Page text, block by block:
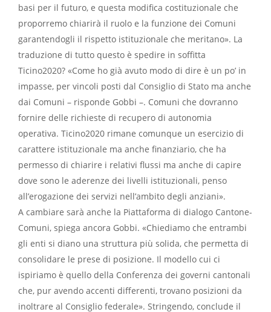
basi per il futuro, e questa modifica costituzionale che
proporremo chiarirà il ruolo e la funzione dei Comuni
garantendogli il rispetto istituzionale che meritano». La
traduzione di tutto questo è spedire in soffitta
Ticino2020? «Come ho già avuto modo di dire è un po’ in
impasse, per vincoli posti dal Consiglio di Stato ma anche
dai Comuni – risponde Gobbi –. Comuni che dovranno
fornire delle richieste di recupero di autonomia
operativa. Ticino2020 rimane comunque un esercizio di
carattere istituzionale ma anche finanziario, che ha
permesso di chiarire i relativi flussi ma anche di capire
dove sono le aderenze dei livelli istituzionali, penso
all’erogazione dei servizi nell’ambito degli anziani».
A cambiare sarà anche la Piattaforma di dialogo Cantone-
Comuni, spiega ancora Gobbi. «Chiediamo che entrambi
gli enti si diano una struttura più solida, che permetta di
consolidare le prese di posizione. Il modello cui ci
ispiriamo è quello della Conferenza dei governi cantonali
che, pur avendo accenti differenti, trovano posizioni da
inoltrare al Consiglio federale». Stringendo, conclude il